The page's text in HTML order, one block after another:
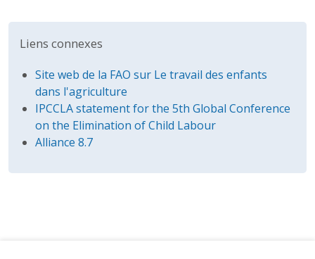
Liens connexes
Site web de la FAO sur Le travail des enfants
dans l'agriculture
IPCCLA statement for the 5th Global Conference
on the Elimination of Child Labour
Alliance 8.7